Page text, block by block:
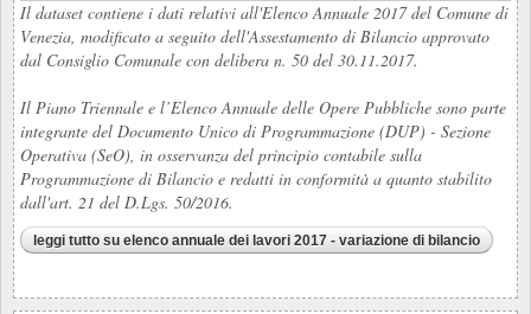
Il dataset contiene i dati relativi all'Elenco Annuale 2017 del Comune di
Venezia, modificato a seguito dell'Assestamento di Bilancio approvato
dal Consiglio Comunale con delibera n. 50 del 30.11.2017.
Il Piano Triennale e l’Elenco Annuale delle Opere Pubbliche sono parte
integrante del Documento Unico di Programmazione (DUP) - Sezione
Operativa (SeO), in osservanza del principio contabile sulla
Programmazione di Bilancio e redatti in conformità a quanto stabilito
dall'art. 21 del D.Lgs. 50/2016.
leggi tutto su elenco annuale dei lavori 2017 - variazione di bilancio